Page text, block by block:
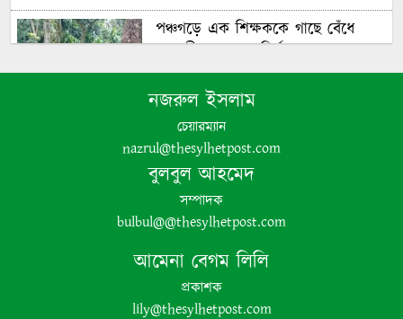
পঞ্চগড়ে এক শিক্ষককে গাছে বেঁধে
মধ্যযুগীয় কায়দায় নির্যাতন, থানায়
এজাহার দায়ের
শেখ হাসিনার দুঃসাহসিক ডিসেম্বর
অভিযাত্রা সরকার কী তাকে ঠেকাতে
পারবে ||
হবিগঞ্জে ভারতীয় অবৈধ পণ্য আটক
নজরুল ইসলাম
চেয়ারম্যান
nazrul@thesylhetpost.com
বুলবুল আহমেদ
সম্পাদক
bulbul@@thesylhetpost.com
আমেনা বেগম লিলি
প্রকাশক
lily@thesylhetpost.com